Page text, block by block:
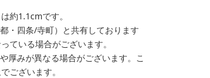
約1.1cmです。
・四条/寺町）と共有しております
ている場合がございます。
厚みが異なる場合がございます。こ
ございます。